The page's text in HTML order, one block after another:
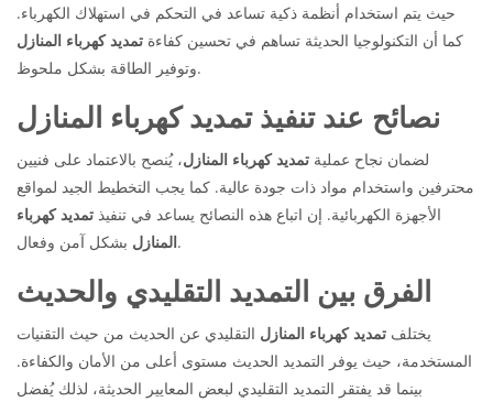
حيث يتم استخدام أنظمة ذكية تساعد في التحكم في استهلاك الكهرباء.
كما أن التكنولوجيا الحديثة تساهم في تحسين كفاءة تمديد كهرباء المنازل
وتوفير الطاقة بشكل ملحوظ.
نصائح عند تنفيذ تمديد كهرباء المنازل
لضمان نجاح عملية تمديد كهرباء المنازل، يُنصح بالاعتماد على فنيين
محترفين واستخدام مواد ذات جودة عالية. كما يجب التخطيط الجيد لمواقع
الأجهزة الكهربائية. إن اتباع هذه النصائح يساعد في تنفيذ تمديد كهرباء
المنازلبشكل آمن وفعال.
الفرق بين التمديد التقليدي والحديث
يختلف تمديد كهرباء المنازل التقليدي عن الحديث من حيث التقنيات
المستخدمة، حيث يوفر التمديد الحديث مستوى أعلى من الأمان والكفاءة.
بينما قد يفتقر التمديد التقليدي لبعض المعايير الحديثة، لذلك يُفضل